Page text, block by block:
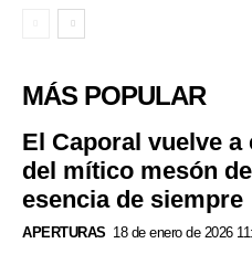
MÁS POPULAR
El Caporal vuelve
del mítico mesón
esencia de siempre
APERTURAS 18 de enero de 2026